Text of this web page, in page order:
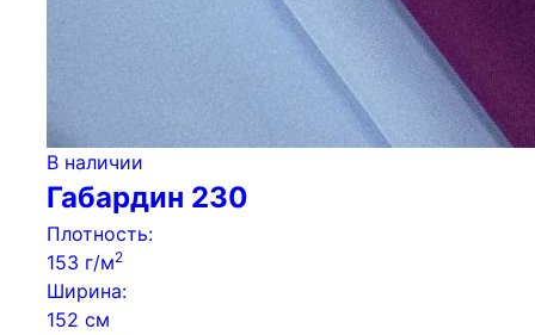
В наличии
Габардин 230
Плотность:
153 г/м2
Ширина:
152 см